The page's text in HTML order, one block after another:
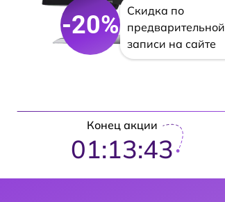
-20%
Скидка по
предварительной
записи на сайте
Конец акции
01:13:42